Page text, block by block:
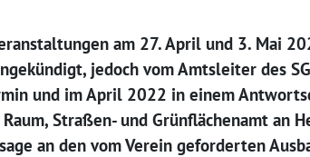
am 27. April und 3. Mai
jedoch vom Amtsleiter des
und im April 2022 in einem
Straßen- und Grünflächenamt an
an den vom Verein geforderten